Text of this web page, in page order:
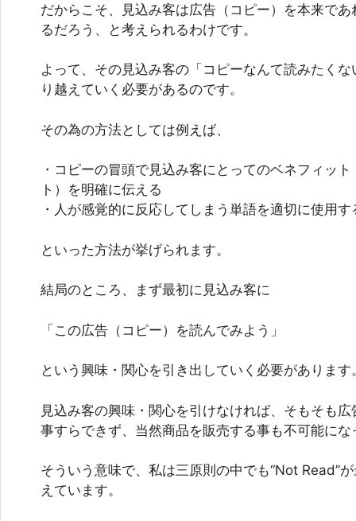
だからこそ、見込み客は広告（コピー）を本来で
るだろう、と考えられるわけです。
よって、その見込み客の「コピーなんて読みたく
り越えていく必要があるのです。
その為の方法としては例えば、
・コピーの冒頭で見込み客にとってのベネフィッ
ト）を明確に伝える
・人が感覚的に反応してしまう単語を適切に使用す
といった方法が挙げられます。
結局のところ、まず最初に見込み客に
「この広告（コピー）を読んでみよう」
という興味・関心を引き出していく必要があります
見込み客の興味・関心を引けなければ、そもそも
事すらできず、当然商品を販売する事も不可能に
そういう意味で、私は三原則の中でも“Not Read”
えています。